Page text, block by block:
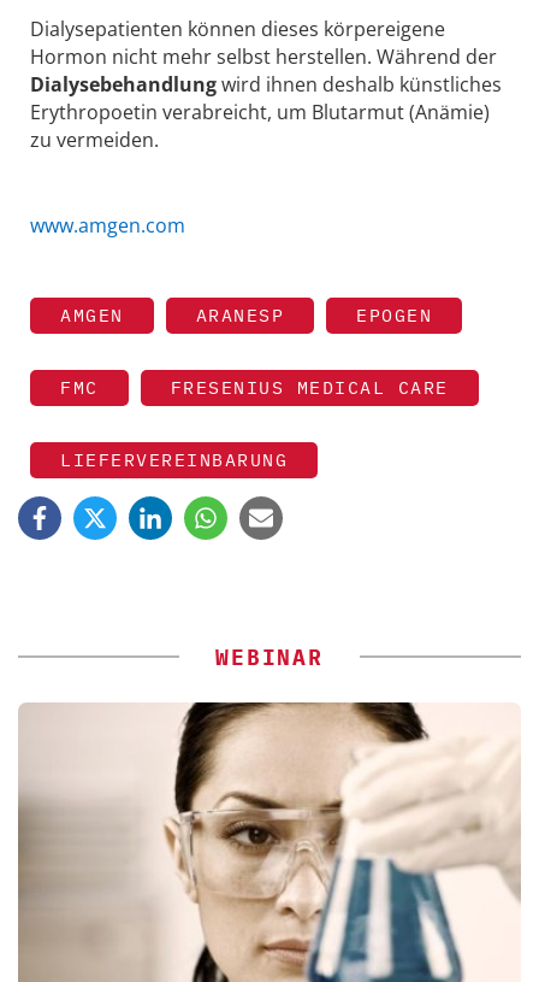
Dialysepatienten können dieses körpereigene
Hormon nicht mehr selbst herstellen. Während der
Dialysebehandlungwird ihnen deshalb künstliches
Erythropoetin verabreicht, um Blutarmut (Anämie)
zu vermeiden.
www.amgen.com
AMGEN ARANESP EPOGEN
FMC FRESENIUS MEDICAL CARE
LIEFERVEREINBARUNG
WEBINAR